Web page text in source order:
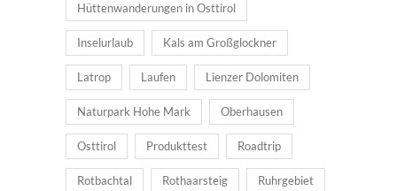
Hüttenwanderungen in Osttirol
Inselurlaub Kals am Großglockner
Latrop Laufen Lienzer Dolomiten
Naturpark Hohe Mark Oberhausen
Osttirol Produkttest Roadtrip
Rotbachtal Rothaarsteig Ruhrgebiet